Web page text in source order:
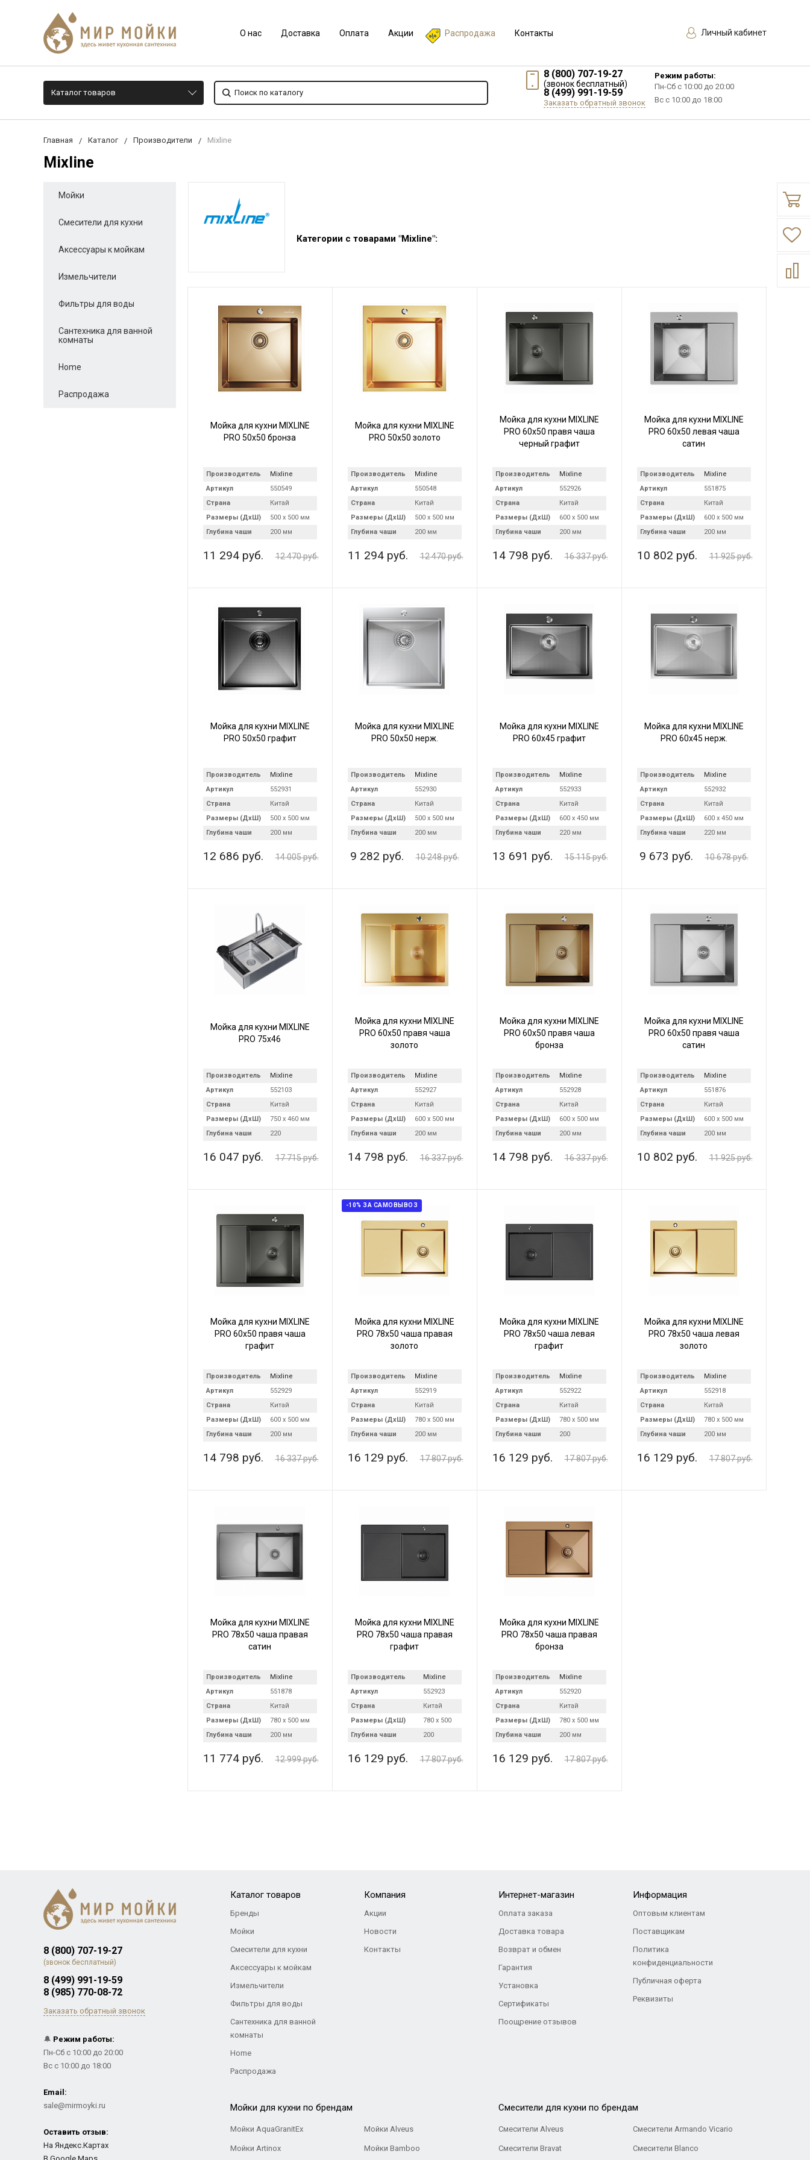
О нас Доставка Оплата Акции Распродажа Контакты Личный кабинет
Каталог товаров
8 (800) 707-19-27
(звонок бесплатный)
8 (499) 991-19-59
Заказать обратный звонок
Режим работы:
Пн-Сб с 10:00 до 20:00
Вс с 10:00 до 18:00
Главная Каталог Производители Mixline
Mixline
Мойки
Смесители для кухни
Аксессуары к мойкам
Измельчители
Фильтры для воды
Сантехника для ванной
комнаты
Home
Распродажа
Категории с товарами "Mixline":
Мойка для кухни MIXLINE
PRO 50х50 бронза
Производитель
Mixline
Артикул
550549
Страна
Китай
Размеры (ДхШ)
500 х 500 мм
Глубина чаши
200 мм
11 294 руб. 12 470 руб.
Мойка для кухни MIXLINE
PRO 50х50 золото
Производитель
Mixline
Артикул
550548
Страна
Китай
Размеры (ДхШ)
500 х 500 мм
Глубина чаши
200 мм
11 294 руб. 12 470 руб.
Мойка для кухни MIXLINE
PRO 60х50 правя чаша
черный графит
Производитель
Mixline
Артикул
552926
Страна
Китай
Размеры (ДхШ)
600 х 500 мм
Глубина чаши
200 мм
14 798 руб. 16 337 руб.
Мойка для кухни MIXLINE
PRO 60х50 левая чаша
сатин
Производитель
Mixline
Артикул
551875
Страна
Китай
Размеры (ДхШ)
600 х 500 мм
Глубина чаши
200 мм
10 802 руб. 11 925 руб.
Мойка для кухни MIXLINE
PRO 50х50 графит
Производитель
Mixline
Артикул
552931
Страна
Китай
Размеры (ДхШ)
500 х 500 мм
Глубина чаши
200 мм
12 686 руб. 14 005 руб.
Мойка для кухни MIXLINE
PRO 50х50 нерж.
Производитель
Mixline
Артикул
552930
Страна
Китай
Размеры (ДхШ)
500 х 500 мм
Глубина чаши
200 мм
9 282 руб. 10 248 руб.
Мойка для кухни MIXLINE
PRO 60х45 графит
Производитель
Mixline
Артикул
552933
Страна
Китай
Размеры (ДхШ)
600 х 450 мм
Глубина чаши
220 мм
13 691 руб. 15 115 руб.
Мойка для кухни MIXLINE
PRO 60х45 нерж.
Производитель
Mixline
Артикул
552932
Страна
Китай
Размеры (ДхШ)
600 х 450 мм
Глубина чаши
220 мм
9 673 руб. 10 678 руб.
Мойка для кухни MIXLINE
PRO 75х46
Производитель
Mixline
Артикул
552103
Страна
Китай
Размеры (ДхШ)
750 х 460 мм
Глубина чаши
220
16 047 руб. 17 715 руб.
Мойка для кухни MIXLINE
PRO 60х50 правя чаша
золото
Производитель
Mixline
Артикул
552927
Страна
Китай
Размеры (ДхШ)
600 х 500 мм
Глубина чаши
200 мм
14 798 руб. 16 337 руб.
Мойка для кухни MIXLINE
PRO 60х50 правя чаша
бронза
Производитель
Mixline
Артикул
552928
Страна
Китай
Размеры (ДхШ)
600 х 500 мм
Глубина чаши
200 мм
14 798 руб. 16 337 руб.
Мойка для кухни MIXLINE
PRO 60х50 правя чаша
сатин
Производитель
Mixline
Артикул
551876
Страна
Китай
Размеры (ДхШ)
600 х 500 мм
Глубина чаши
200 мм
10 802 руб. 11 925 руб.
Мойка для кухни MIXLINE
PRO 60х50 правя чаша
графит
Производитель
Mixline
Артикул
552929
Страна
Китай
Размеры (ДхШ)
600 х 500 мм
Глубина чаши
200 мм
14 798 руб. 16 337 руб.
-10% ЗА САМОВЫВОЗ
Мойка для кухни MIXLINE
PRO 78х50 чаша правая
золото
Производитель
Mixline
Артикул
552919
Страна
Китай
Размеры (ДхШ)
780 х 500 мм
Глубина чаши
200 мм
16 129 руб. 17 807 руб.
Мойка для кухни MIXLINE
PRO 78х50 чаша левая
графит
Производитель
Mixline
Артикул
552922
Страна
Китай
Размеры (ДхШ)
780 х 500 мм
Глубина чаши
200
16 129 руб. 17 807 руб.
Мойка для кухни MIXLINE
PRO 78х50 чаша левая
золото
Производитель
Mixline
Артикул
552918
Страна
Китай
Размеры (ДхШ)
780 х 500 мм
Глубина чаши
200 мм
16 129 руб. 17 807 руб.
Мойка для кухни MIXLINE
PRO 78х50 чаша правая
сатин
Производитель
Mixline
Артикул
551878
Страна
Китай
Размеры (ДхШ)
780 х 500 мм
Глубина чаши
200 мм
11 774 руб. 12 999 руб.
Мойка для кухни MIXLINE
PRO 78х50 чаша правая
графит
Производитель
Mixline
Артикул
552923
Страна
Китай
Размеры (ДхШ)
780 х 500
Глубина чаши
200
16 129 руб. 17 807 руб.
Мойка для кухни MIXLINE
PRO 78х50 чаша правая
бронза
Производитель
Mixline
Артикул
552920
Страна
Китай
Размеры (ДхШ)
780 х 500 мм
Глубина чаши
200 мм
16 129 руб. 17 807 руб.
8 (800) 707-19-27
(звонок бесплатный)
8 (499) 991-19-59
8 (985) 770-08-72
Заказать обратный звонок
🔔 Режим работы:
Пн-Сб с 10:00 до 20:00
Вс с 10:00 до 18:00
Email:
sale@mirmoyki.ru
Оставить отзыв:
На Яндекс.Картах
Каталог товаров
Бренды
Мойки
Смесители для кухни
Аксессуары к мойкам
Измельчители
Фильтры для воды
Сантехника для ванной
комнаты
Home
Распродажа
Компания
Акции
Новости
Контакты
Интернет-магазин
Оплата заказа
Доставка товара
Возврат и обмен
Гарантия
Установка
Сертификаты
Поощрение отзывов
Информация
Оптовым клиентам
Поставщикам
Политика
конфиденциальности
Публичная оферта
Реквизиты
Мойки для кухни по брендам
Мойки AquaGranitEx Мойки Alveus
Мойки Artinox Мойки Bamboo
Cмесители для кухни по брендам
Смесители Alveus Смесители Armando Vicario
Смесители Bravat Смесители Blanco